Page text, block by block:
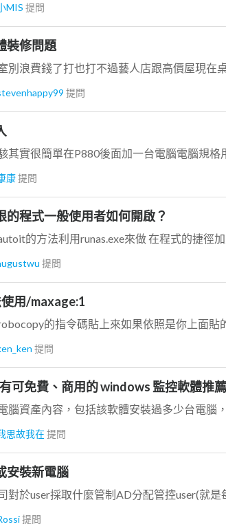
MIS 提問
裝修問題
提問
康提問
的程式一般使用者如何開啟？
提問
用/maxage:1
提問
可免費、商用的 windows 監控軟體推
思故我在提問
安裝新電腦
提問